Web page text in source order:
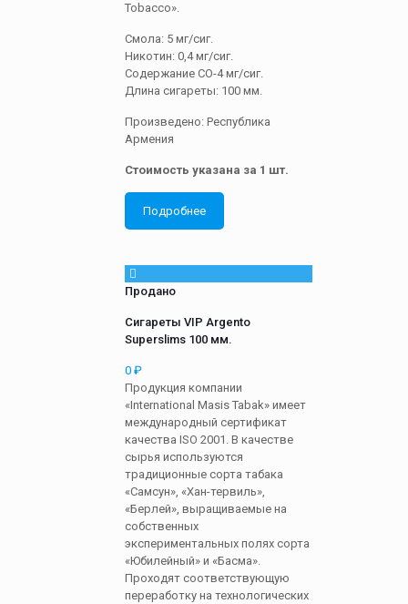
Tobacco».
Смола: 5 мг/сиг.
Никотин: 0,4 мг/сиг.
Содержание СО-4 мг/сиг.
Длина сигареты: 100 мм.
Произведено: Республика
Армения
Стоимость указана за 1 шт.
Подробнее
Продано
Сигареты VIP Argento
Superslims 100 мм.
0 ₽
Продукция компании
«International Masis Tabak» имеет
международный сертификат
качества ISO 2001. В качестве
сырья используются
традиционные сорта табака
«Самсун», «Хан-тервиль»,
«Берлей», выращиваемые на
собственных
экспериментальных полях сорта
«Юбилейный» и «Басма».
Проходят соответствующую
переработку на технологических